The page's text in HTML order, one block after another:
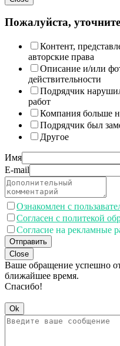
Пожалуйста,
Контент,
авторские права
Описание и/или
действительности
Подрядчик
работ
Компания больше
Подрядчик был
Другое
Имя
E-mail
Ознакомлен с
Согласен с политекой
Согласие на рекламные
Отправить
Close
Ваше обращение успешно
ближайшее время.
Спасибо!
Ok